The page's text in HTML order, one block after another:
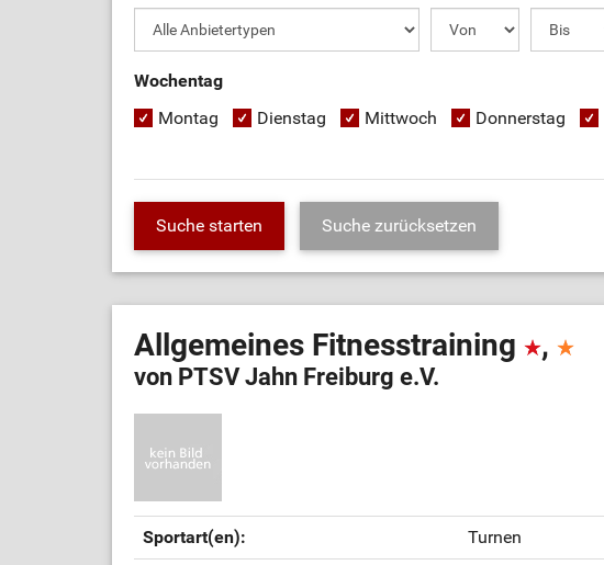
Wochentag
Montag
Dienstag Mittwoch Donnerstag
Allgemeines Fitnesstraining ,
von PTSV Jahn Freiburg e.V.
Sportart(en): Turnen